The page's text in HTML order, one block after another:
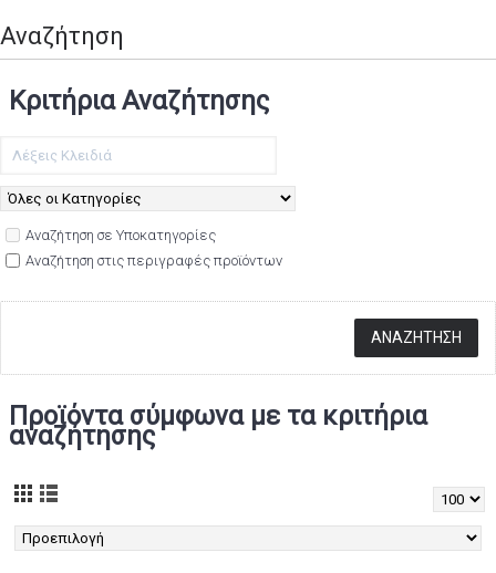
Αναζήτηση
Κριτήρια Αναζήτησης
Αναζήτηση σε Υποκατηγορίες
Αναζήτηση στις περιγραφές προϊόντων
Προϊόντα σύμφωνα με τα κριτήρια
αναζήτησης